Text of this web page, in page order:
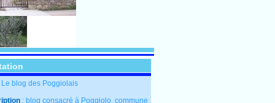
Le blog des Poggiolais
: blog consacré à Poggiolo, commune